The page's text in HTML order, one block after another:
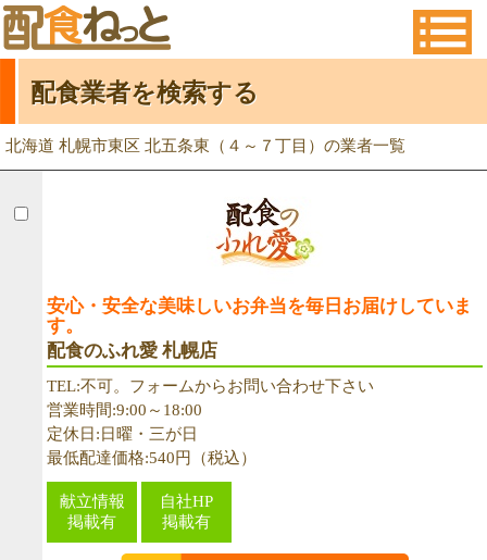
配食業者を検索する
北海道 札幌市東区 北五条東（４～７丁目）の業者一覧
安心・安全な美味しいお弁当を毎日お届けしていま
す。
配食のふれ愛 札幌店
TEL:不可。フォームからお問い合わせ下さい
営業時間:9:00～18:00
定休日:日曜・三が日
最低配達価格:540円（税込）
献立情報
掲載有
自社HP
掲載有